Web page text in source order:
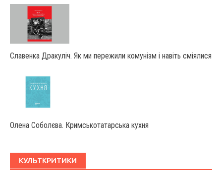
Славенка Дракуліч. Як ми пережили комунізм і навіть сміялися
Олена Соболєва. Кримськотатарська кухня
КУЛЬТКРИТИКИ